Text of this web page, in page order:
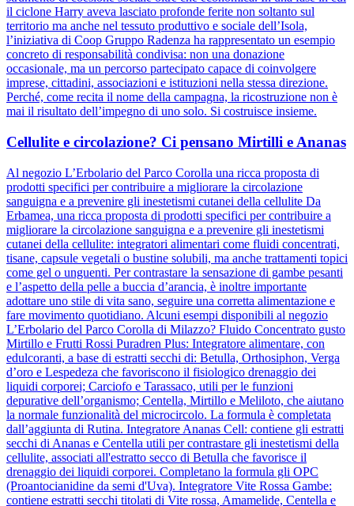
il ciclone Harry aveva lasciato profonde ferite non soltanto sul
territorio ma anche nel tessuto produttivo e sociale dell’Isola,
l’iniziativa di Coop Gruppo Radenza ha rappresentato un esempio
concreto di responsabilità condivisa: non una donazione
occasionale, ma un percorso partecipato capace di coinvolgere
imprese, cittadini, associazioni e istituzioni nella stessa direzione.
Perché, come recita il nome della campagna, la ricostruzione non è
mai il risultato dell’impegno di uno solo. Si costruisce insieme.
Cellulite e circolazione? Ci pensano Mirtilli e Ananas
Al negozio L’Erbolario del Parco Corolla una ricca proposta di
prodotti specifici per contribuire a migliorare la circolazione
sanguigna e a prevenire gli inestetismi cutanei della cellulite Da
Erbamea, una ricca proposta di prodotti specifici per contribuire a
migliorare la circolazione sanguigna e a prevenire gli inestetismi
cutanei della cellulite: integratori alimentari come fluidi concentrati,
tisane, capsule vegetali o bustine solubili, ma anche trattamenti topici
come gel o unguenti. Per contrastare la sensazione di gambe pesanti
e l’aspetto della pelle a buccia d’arancia, è inoltre importante
adottare uno stile di vita sano, seguire una corretta alimentazione e
fare movimento quotidiano. Alcuni esempi disponibili al negozio
L’Erbolario del Parco Corolla di Milazzo? Fluido Concentrato gusto
Mirtillo e Frutti Rossi Puradren Plus: Integratore alimentare, con
edulcoranti, a base di estratti secchi di: Betulla, Orthosiphon, Verga
d’oro e Lespedeza che favoriscono il fisiologico drenaggio dei
liquidi corporei; Carciofo e Tarassaco, utili per le funzioni
depurative dell’organismo; Centella, Mirtillo e Meliloto, che aiutano
la normale funzionalità del microcircolo. La formula è completata
dall’aggiunta di Rutina. Integratore Ananas Cell: contiene gli estratti
secchi di Ananas e Centella utili per contrastare gli inestetismi della
cellulite, associati all'estratto secco di Betulla che favorisce il
drenaggio dei liquidi corporei. Completano la formula gli OPC
(Proantocianidine da semi d'Uva). Integratore Vite Rossa Gambe:
contiene estratti secchi titolati di Vite rossa, Amamelide, Centella e